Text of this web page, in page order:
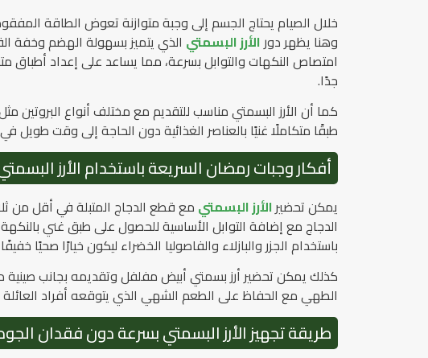
خلال الصيام يحتاج الجسم إلى وجبة متوازنة تعوض الطاقة
وهنا يظهر دورالأرز البسمتي الذي يتميز بسهولة الهضم وخفة
امتصاص النكهات والتوابل بسرعة، مما يساعد على إعداد
جدًا.
كما أن الأرز البسمتي مناسب للتقديم مع مختلف أنواع البروتين
طبقًا متكاملًا غنيًا بالعناصر الغذائية دون الحاجة إلى وقت طويل
أفكار وجبات رمضان السريعة باستخدام الأرز
يمكن تحضيرالأرز البسمتي مع قطع الدجاج المتبلة في أقل من
الدجاج مع إضافة التوابل الأساسية للحصول على طبق غني
باستخدام الجزر والبازلاء والفاصوليا الخضراء ليكون خيارًا
كذلك يمكن تحضير أرز بسمتي أبيض مفلفل وتقديمه بجانب
الطهي مع الحفاظ على الطعم الشهي الذي يتوقعه أفراد
طريقة تجهيز الأرز البسمتي بسرعة دون فقدان